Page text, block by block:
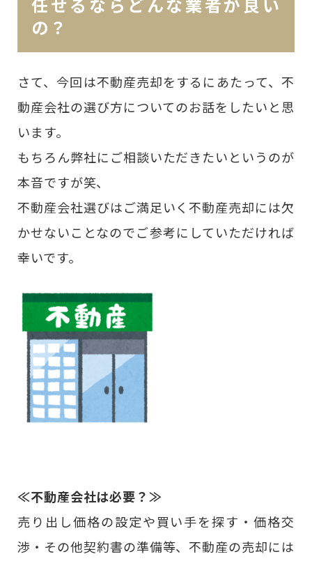
の？
さて、今回は不動産売却をするにあたって、不
動産会社の選び方についてのお話をしたいと思
います。
もちろん弊社にご相談いただきたいというのが
本音ですが笑、
不動産会社選びはご満足いく不動産売却には欠
かせないことなのでご参考にしていただければ
幸いです。
≪不動産会社は必要？≫
売り出し価格の設定や買い手を探す・価格交
渉・その他契約書の準備等、不動産の売却には